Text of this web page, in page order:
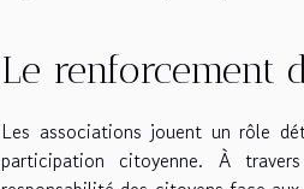
Le renforcement
Les associations jouent un rôle
participation citoyenne. À